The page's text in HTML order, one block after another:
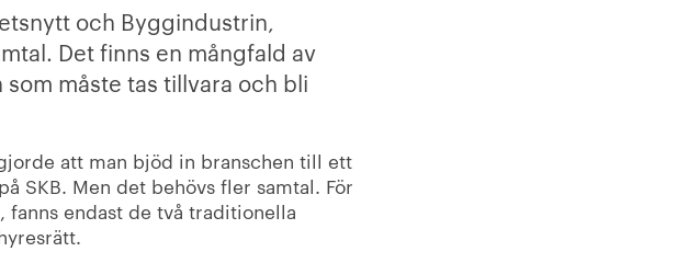
och Byggindustrin,
Det finns en mångfald av
måste tas tillvara och bli
att man bjöd in branschen till ett
SKB. Men det behövs fler samtal. För
fanns endast de två traditionella